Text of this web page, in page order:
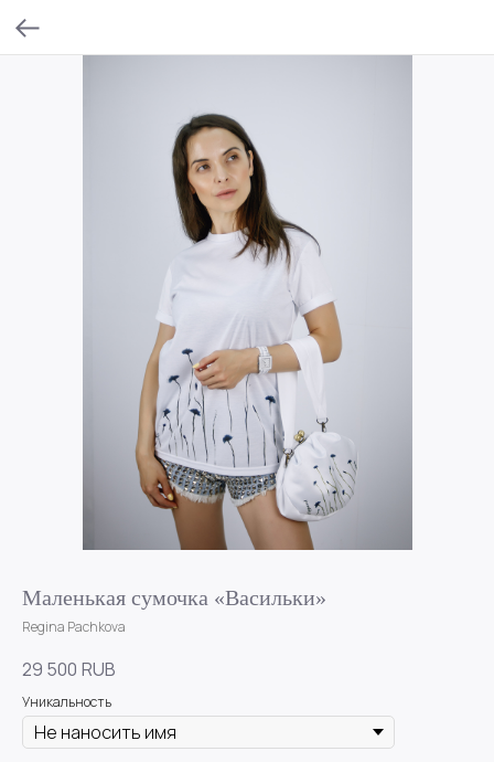
Маленькая сумочка «Васильки»
Regina Pachkova
29 500 RUB
Уникальность